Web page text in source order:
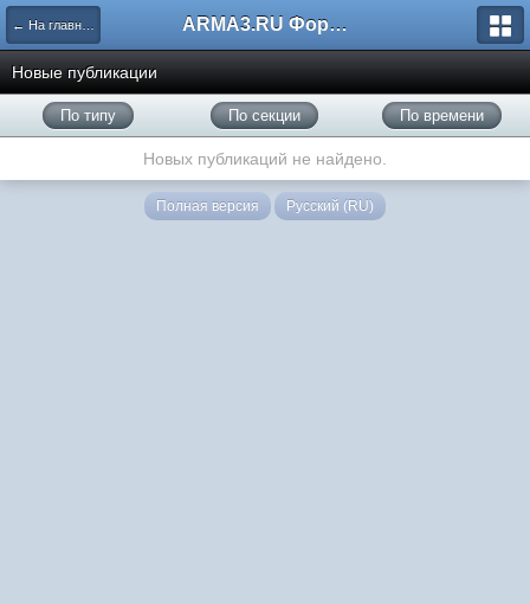
← На главную ARMA3.RU Форум
Новые публикации
По типу По секции По времени
Новых публикаций не найдено.
Полная версия Русский (RU)